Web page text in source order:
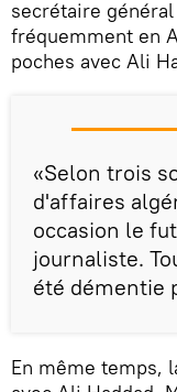
secrétaire
fréquemment en
poches avec Ali
«Selon trois
d'affaires
occasion le
journaliste.
été démentie
En même temps,